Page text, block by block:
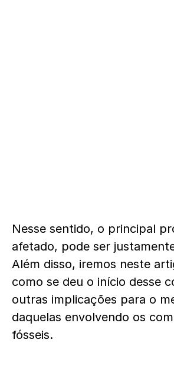
Nesse sentido, o principal
afetado, pode ser
Além disso, iremos neste
como se deu o início desse
outras implicações para o
daquelas envolvendo os
fósseis.